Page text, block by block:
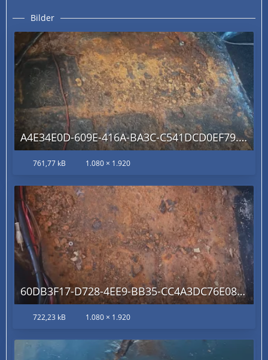
Bilder
A4E34E0D-609E-416A-BA3C-C541DCD0EF79.jpg
761,77 kB 1.080 × 1.920
60DB3F17-D728-4EE9-BB35-CC4A3DC76E08.jpg
722,23 kB 1.080 × 1.920